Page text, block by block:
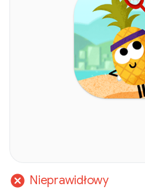
cancel Nieprawidłowy